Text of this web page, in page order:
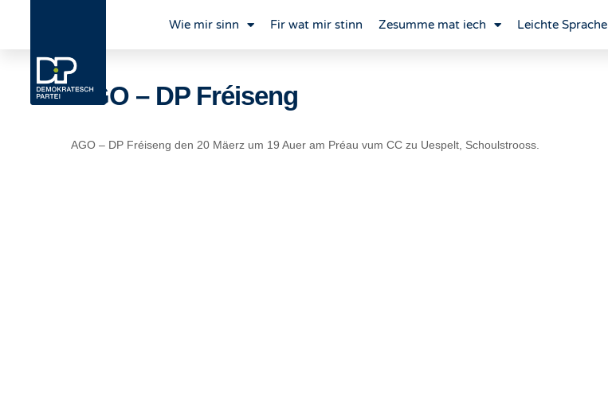
Wie mir sinn Fir wat mir stinn Zesumme mat iech Leichte Sprache
AGO – DP Fréiseng
AGO – DP Fréiseng den 20 Mäerz um 19 Auer am Préau vum CC zu Uespelt, Schoulstrooss.